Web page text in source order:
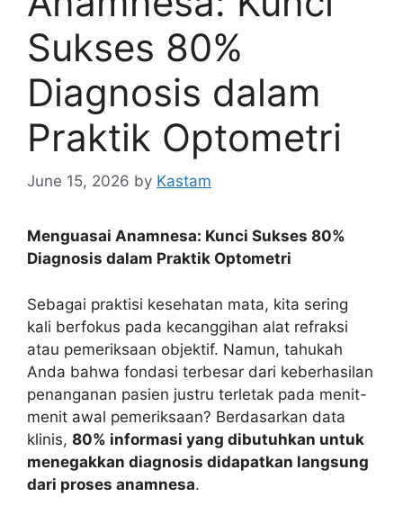
Sukses 80%
Diagnosis dalam
Praktik Optometri
June 15, 2026 by Kastam
Menguasai Anamnesa: Kunci Sukses 80%
Diagnosis dalam Praktik Optometri
Sebagai praktisi kesehatan mata, kita sering
kali berfokus pada kecanggihan alat refraksi
atau pemeriksaan objektif. Namun, tahukah
Anda bahwa fondasi terbesar dari keberhasilan
penanganan pasien justru terletak pada menit-
menit awal pemeriksaan? Berdasarkan data
klinis, 80% informasi yang dibutuhkan untuk
menegakkan diagnosis didapatkan langsung
dari proses anamnesa.